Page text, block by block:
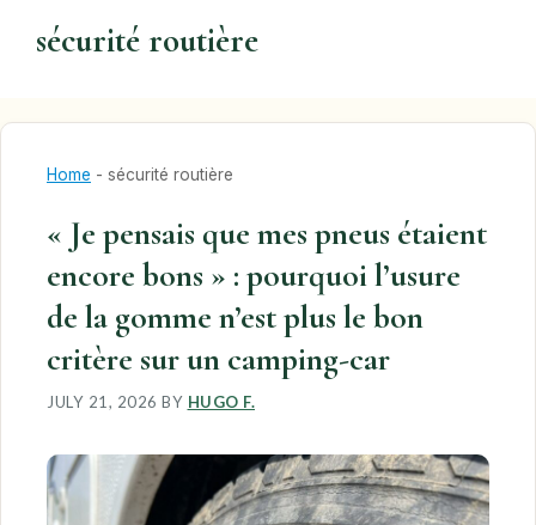
sécurité routière
Home - sécurité routière
« Je pensais que mes pneus étaient
encore bons » : pourquoi l’usure
de la gomme n’est plus le bon
critère sur un camping-car
JULY 21, 2026 BY HUGO F.